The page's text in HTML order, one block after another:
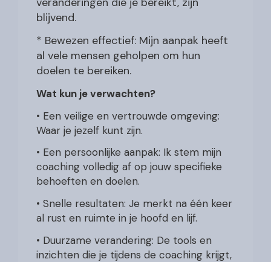
blijvend.
* Bewezen effectief: Mijn aanpak heeft
al vele mensen geholpen om hun
doelen te bereiken.
Wat kun je verwachten?
• Een veilige en vertrouwde omgeving:
Waar je jezelf kunt zijn.
• Een persoonlijke aanpak: Ik stem mijn
coaching volledig af op jouw specifieke
behoeften en doelen.
• Snelle resultaten: Je merkt na één keer
al rust en ruimte in je hoofd en lijf.
• Duurzame verandering: De tools en
inzichten die je tijdens de coaching krijgt,